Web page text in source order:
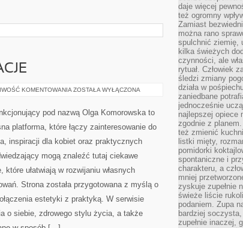
KOMENTOWANIA TECHNOLOGIE
ZOSTAŁA WYŁĄCZONA
pod nazwą Olga Komorowska to
platforma, które łączy zainteresowanie do
inspiracji dla kobiet oraz praktycznych
mogą znaleźć tutaj ciekawe
które ułatwiają w rozwijaniu własnych
Strona została przygotowana z myślą o
estetyki z praktyką. W serwisie
o siebie, zdrowego stylu życia, a także
daje więcej
też ogromny
Zamiast
można rano
spulchnić ziemię,
kilka świeżych
czynności, ale
rytuał. Człowiek
śledzi zmiany
działa w
zaniedbane
jednocześnie
najlepszej opiece
zgodnie z planem.
też zmienić
listki mięty,
pomidorki
spontaniczne i
charakteru, a
mniej
zyskuje zupełnie
świeże liście
podaniem. Zupa
bardziej
zupełnie inaczej,